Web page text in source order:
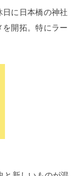
に日本橋の神社
開拓。特にラー